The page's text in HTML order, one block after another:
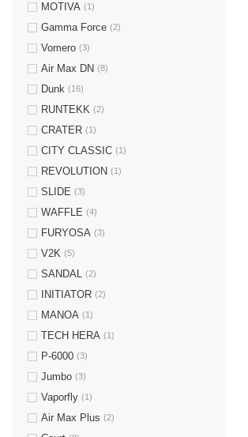
MOTIVA (1)
Gamma Force (2)
Vomero (3)
Air Max DN (8)
Dunk (16)
RUNTEKK (2)
CRATER (1)
CITY CLASSIC (1)
REVOLUTION (1)
SLIDE (3)
WAFFLE (4)
FURYOSA (3)
V2K (5)
SANDAL (2)
INITIATOR (2)
MANOA (1)
TECH HERA (1)
P-6000 (3)
Jumbo (3)
Vaporfly (1)
Air Max Plus (2)